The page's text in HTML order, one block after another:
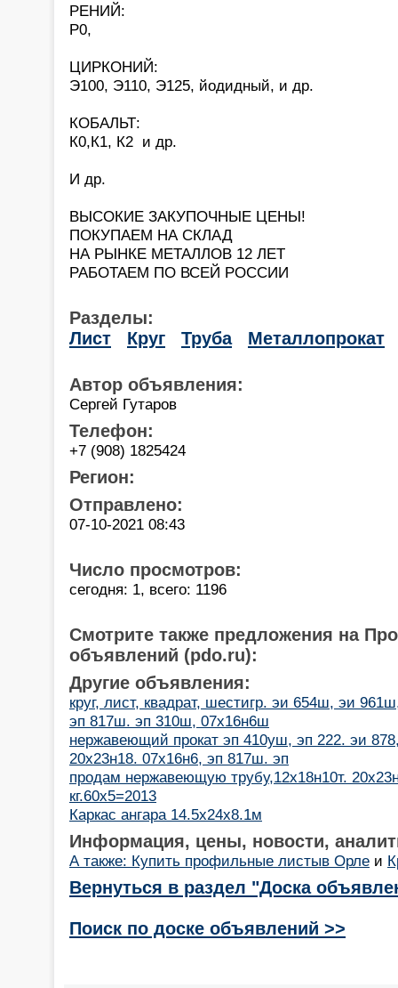
РЕНИЙ:
Р0,
ЦИРКОНИЙ:
Э100, Э110, Э125, йодидный, и др.
КОБАЛЬТ:
К0,К1, К2 и др.
И др.
ВЫСОКИЕ ЗАКУПОЧНЫЕ ЦЕНЫ!
ПОКУПАЕМ НА СКЛАД
НА РЫНКЕ МЕТАЛЛОВ 12 ЛЕТ
РАБОТАЕМ ПО ВСЕЙ РОССИИ
Разделы:
Лист
Круг Труба Металлопрокат
Автор объявления:
Сергей Гутаров
Телефон:
+7 (908) 1825424
Регион:
Отправлено:
07-10-2021 08:43
Число просмотров:
сегодня: 1, всего: 1196
Смотрите также предложения на
объявлений (pdo.ru):
Другие объявления:
круг, лист, квадрат, шестигр. эи 654ш, эи
эп 817ш. эп 310ш, 07х16н6ш
нержавеющий прокат эп 410уш, эп 222. эи
20х23н18. 07х16н6, эп 817ш. эп
продам нержавеющую трубу,12х18н10т.
кг.60х5=2013
Каркас ангара 14.5х24х8.1м
Информация, цены, новости,
А также: Купить профильные листыв Орле и
Вернуться в раздел "Доска
Поиск по доске объявлений >>